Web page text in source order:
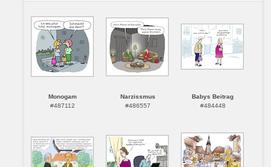
Monogam
#487112
Narzissmus
#486557
Babys Beitrag
#484448